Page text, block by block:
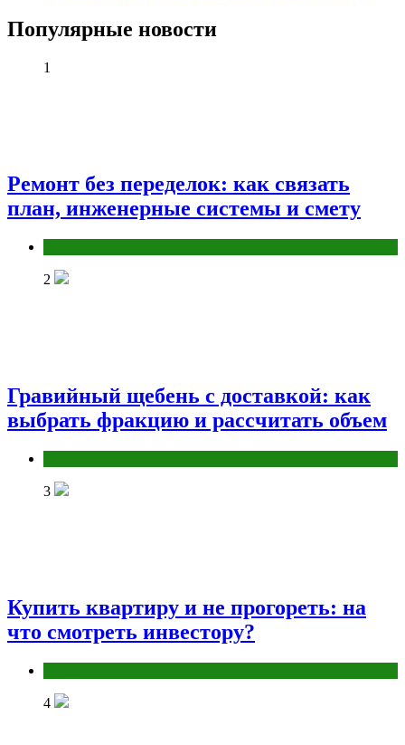
Популярные новости
1
Ремонт без переделок: как связать
план, инженерные системы и смету
2
Гравийный щебень с доставкой: как
выбрать фракцию и рассчитать объем
3
Купить квартиру и не прогореть: на
что смотреть инвестору?
4